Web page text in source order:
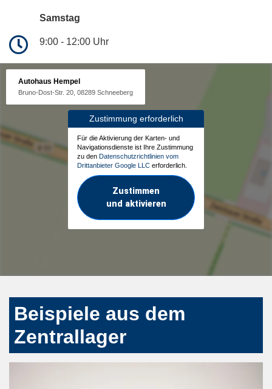
Samstag
9:00 - 12:00 Uhr
Autohaus Hempel
Bruno-Dost-Str. 20, 08289 Schneeberg
Zustimmung erforderlich
Für die Aktivierung der Karten- und
Navigationsdienste ist Ihre Zustimmung
zu den Datenschutzrichtlinien vom
Drittanbieter Google LLC erforderlich.
Zustimmen
und aktivieren
Beispiele aus dem
Zentrallager